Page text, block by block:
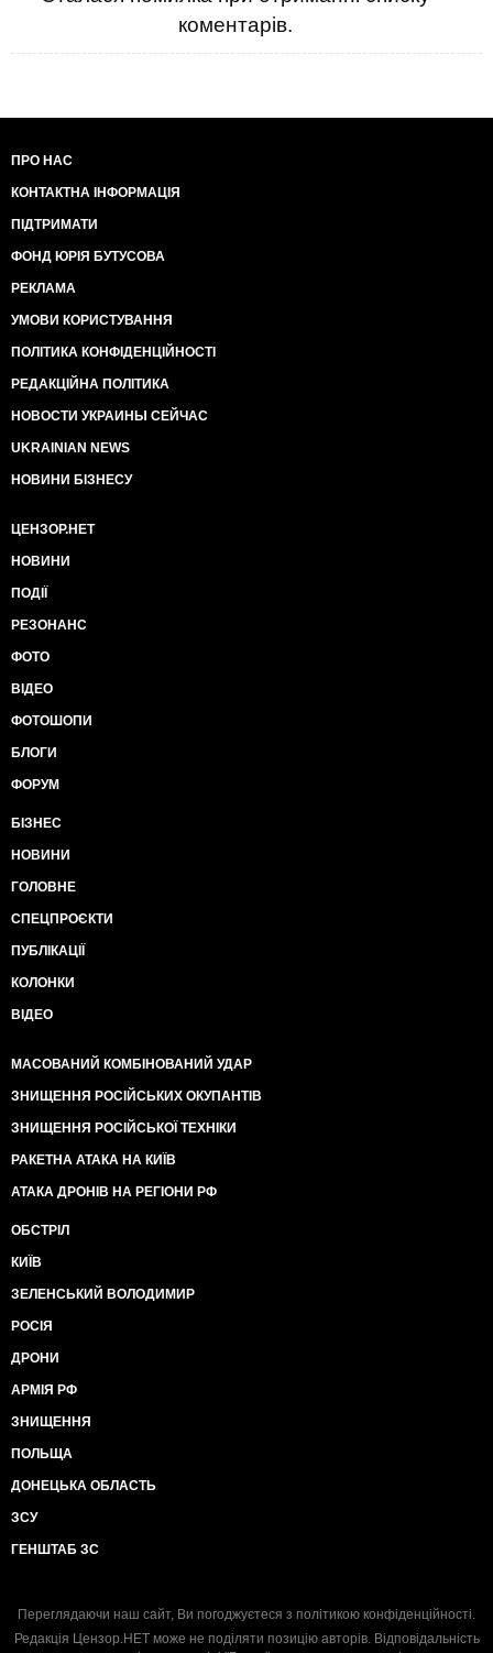
коментарів.
ПРО НАС
КОНТАКТНА ІНФОРМАЦІЯ
ПІДТРИМАТИ
ФОНД ЮРІЯ БУТУСОВА
РЕКЛАМА
УМОВИ КОРИСТУВАННЯ
ПОЛІТИКА КОНФІДЕНЦІЙНОСТІ
РЕДАКЦІЙНА ПОЛІТИКА
НОВОСТИ УКРАИНЫ СЕЙЧАС
UKRAINIAN NEWS
НОВИНИ БІЗНЕСУ
ЦЕНЗОР.НЕТ
НОВИНИ
ПОДІЇ
РЕЗОНАНС
ФОТО
ВІДЕО
ФОТОШОПИ
БЛОГИ
ФОРУМ
БІЗНЕС
НОВИНИ
ГОЛОВНЕ
СПЕЦПРОЄКТИ
ПУБЛІКАЦІЇ
КОЛОНКИ
ВІДЕО
МАСОВАНИЙ КОМБІНОВАНИЙ УДАР
ЗНИЩЕННЯ РОСІЙСЬКИХ ОКУПАНТІВ
ЗНИЩЕННЯ РОСІЙСЬКОЇ ТЕХНІКИ
РАКЕТНА АТАКА НА КИЇВ
АТАКА ДРОНІВ НА РЕГІОНИ РФ
ОБСТРІЛ
КИЇВ
ЗЕЛЕНСЬКИЙ ВОЛОДИМИР
РОСІЯ
ДРОНИ
АРМІЯ РФ
ЗНИЩЕННЯ
ПОЛЬЩА
ДОНЕЦЬКА ОБЛАСТЬ
ЗСУ
ГЕНШТАБ ЗС
Переглядаючи наш сайт, Ви погоджуєтеся з політикою конфіденційності.
Редакція Цензор.НЕТ може не поділяти позицію авторів. Відповідальність